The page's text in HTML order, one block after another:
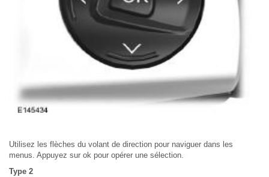
Utilisez les flèches du volant de direction pour naviguer dans les
menus. Appuyez sur ok pour opérer une sélection.
Type 2